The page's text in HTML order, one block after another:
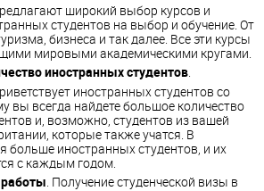
широкий выбор курсов и
студентов на выбор и обучение. От
бизнеса и так далее. Все эти курсы
мировыми академическими кругами.
иностранных студентов
иностранных студентов со
вы всегда найдете большое количество
и, возможно, студентов из вашей
которые также учатся. В
больше иностранных студентов, и их
с каждым годом.
. Получение студенческой визы в